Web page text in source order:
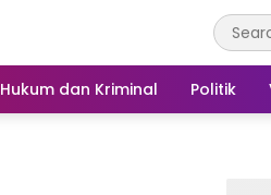
Hukum dan Kriminal Politik